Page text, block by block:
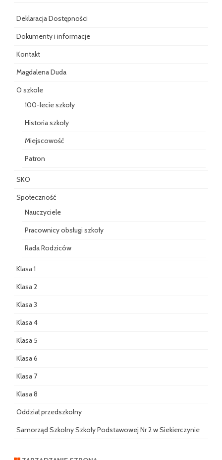
Deklaracja Dostępności
Dokumenty i informacje
Kontakt
Magdalena Duda
O szkole
100-lecie szkoły
Historia szkoły
Miejscowość
Patron
SKO
Społeczność
Nauczyciele
Pracownicy obsługi szkoły
Rada Rodziców
Klasa 1
Klasa 2
Klasa 3
Klasa 4
Klasa 5
Klasa 6
Klasa 7
Klasa 8
Oddział przedszkolny
Samorząd Szkolny Szkoły Podstawowej Nr 2 w Siekierczynie